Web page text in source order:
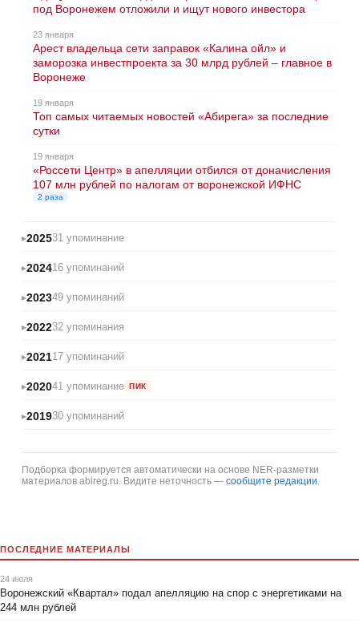
под Воронежем отложили и ищут нового инвестора
23 января
Арест владельца сети заправок «Калина ойл» и
заморозка инвестпроекта за 30 млрд рублей – главное в
Воронеже
19 января
Топ самых читаемых новостей «Абирега» за последние
сутки
19 января
«Россети Центр» в апелляции отбился от доначисления
107 млн рублей по налогам от воронежской ИФНС
2 раза
202531 упоминание
202416 упоминаний
202349 упоминаний
202232 упоминания
202117 упоминаний
202041 упоминание ПИК
201930 упоминаний
Подборка формируется автоматически на основе NER-разметки
материалов abireg.ru. Видите неточность — сообщите редакции
ПОСЛЕДНИЕ МАТЕРИАЛЫ
24 июля
Воронежский «Квартал» подал апелляцию на спор с энергетиками на
244 млн рублей